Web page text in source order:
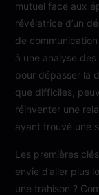
mutuel face aux
révélatrice d’un
de
à une analyse
pour dépasser la
que difficiles,
réinventer une
ayant trouvé une
Les premières
envie d’aller plus
une trahison ?